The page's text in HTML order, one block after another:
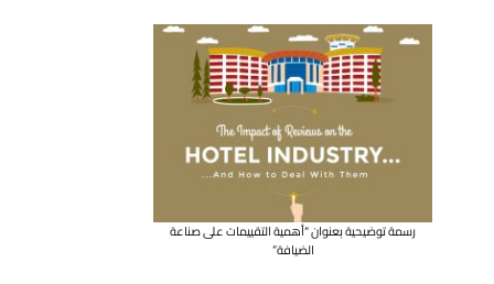
رسمة توضيحية بعنوان “أهمية التقييمات على صناعة
الضيافة”